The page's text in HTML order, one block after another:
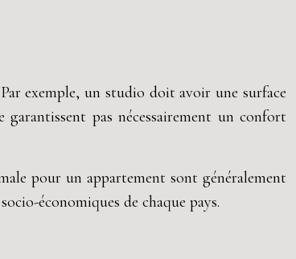
exemple, un studio doit avoir une surface
pas nécessairement un confort
pour un appartement sont généralement
économiques de chaque pays.